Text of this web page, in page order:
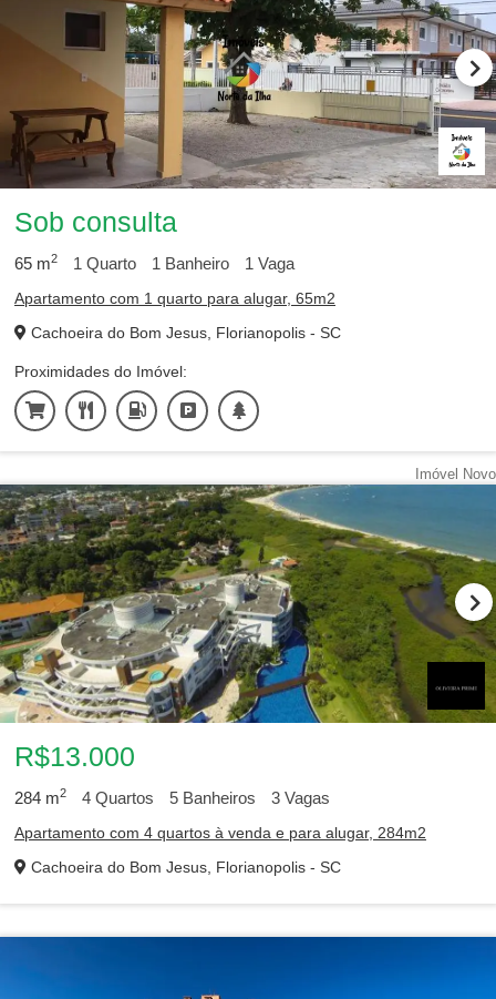
Sob consulta
65 m2 1 Quarto 1 Banheiro 1 Vaga
Apartamento com 1 quarto para alugar, 65m2
Cachoeira do Bom Jesus, Florianopolis - SC
Proximidades do Imóvel:
Imóvel Novo
R$13.000
284 m2 4 Quartos 5 Banheiros 3 Vagas
Apartamento com 4 quartos à venda e para alugar, 284m2
Cachoeira do Bom Jesus, Florianopolis - SC